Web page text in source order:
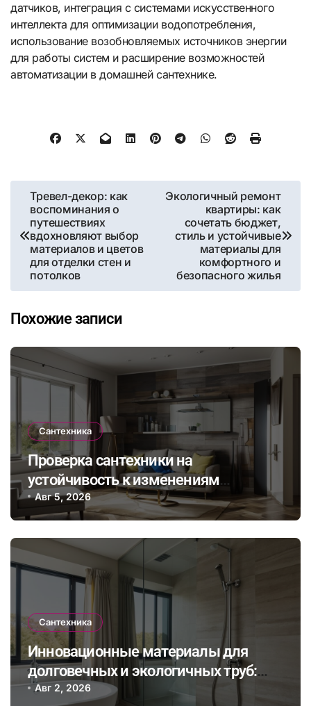
датчиков, интеграция с системами искусственного
интеллекта для оптимизации водопотребления,
использование возобновляемых источников энергии
для работы систем и расширение возможностей
автоматизации в домашней сантехнике.
Навигация
записям
Тревел-декор: как
воспоминания о
путешествиях
вдохновляют выбор
материалов и цветов
для отделки стен и
потолков
Экологичный ремонт
квартиры: как
сочетать бюджет,
стиль и устойчивые
материалы для
комфортного и
безопасного жилья
Похожие записи
Сантехника
Проверка сантехники на
устойчивость к изменениям
климата: как выбрать и установить
оборудование для комфортного
проживания в будущем
Авг 5, 2026
Сантехника
Инновационные материалы для
долговечных и экологичных труб:
как выбрать и правильно установить
Авг 2, 2026